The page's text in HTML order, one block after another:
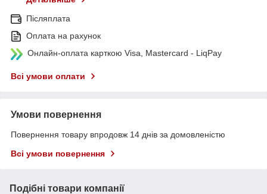
Післяплата
Оплата на рахунок
Онлайн-оплата карткою Visa, Mastercard - LiqPay
Всі умови оплати
Умови повернення
Повернення товару впродовж 14 днів за домовленістю
Всі умови повернення
Подібні товари компанії